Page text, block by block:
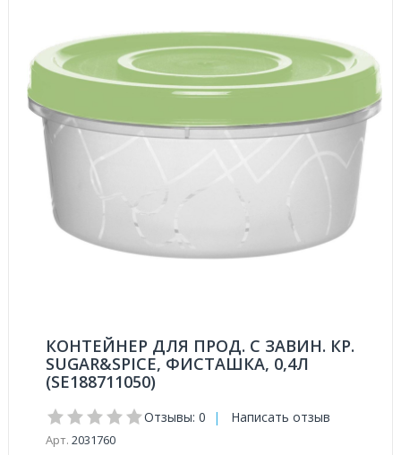
КОНТЕЙНЕР ДЛЯ ПРОД. С ЗАВИН. КР.
SUGAR&SPICE, ФИСТАШКА, 0,4Л
(SE188711050)
Отзывы: 0 | Написать отзыв
Арт. 2031760